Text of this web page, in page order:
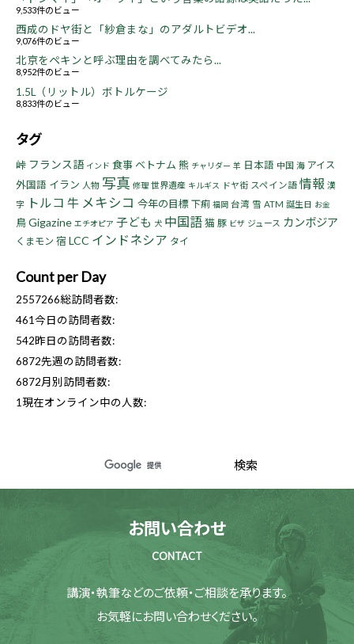
9,533件のビュー
西成のドヤ街と「紗倉まな」のアダルトビデオ...
9,076件のビュー
北京をペキンと呼ぶ理由を調べてみたら...
8,952件のビュー
1.5L（リットル）ボトルケージ
8,833件のビュー
タグ
峠 フランス語 インド 食事 ベトナム 熊 チャリダー 羊 日本語 中国 海 アイス
外国語 イラン 人物 写真 修理 世界遺産 キルギス ドヤ街 スペイン語 情報 漢
字
トルコ 牛 メキシコ 今年の目標 下痢 福岡 台湾 雪 ATM 誕生日 お金
鳥Gigazine エチオピア 子ども 犬 中国語猫 豚 ビザ ジュース カンボジア
くまモン 宿 LCC インドネシア タイ
Count per Day
2557266総訪問者数:
461今日の訪問者数:
542昨日の訪問者数:
6872先週の訪問者数:
6872月別訪問者数:
1 現在オンライン中の人数:
お問い合わせ
CONTACT
講演・執筆などのご依頼・ご相談を承ります。
お気軽にお問い合わせください。